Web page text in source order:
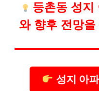
등촌동 성지
와 향후 전망
성지 아